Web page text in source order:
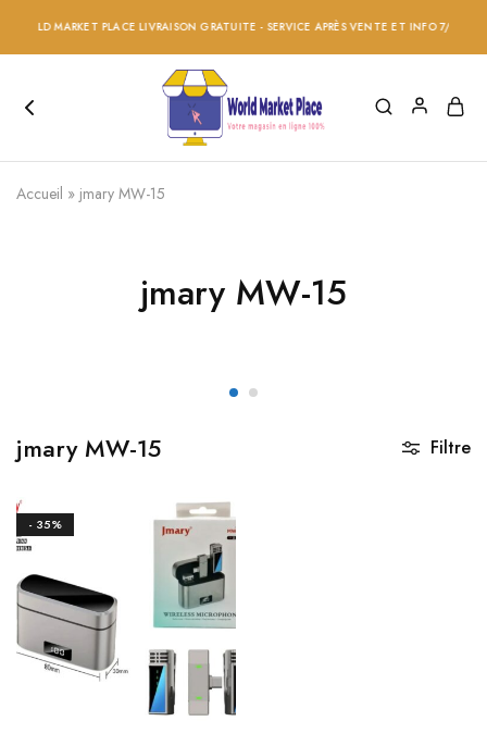
WORLD MARKET PLACE LIVRAISON GRATUITE - SERVICE APRÈS VENTE ET INFO 7/24 -
Accueil » jmary MW-15
jmary MW-15
jmary MW-15 Filtre
- 35%